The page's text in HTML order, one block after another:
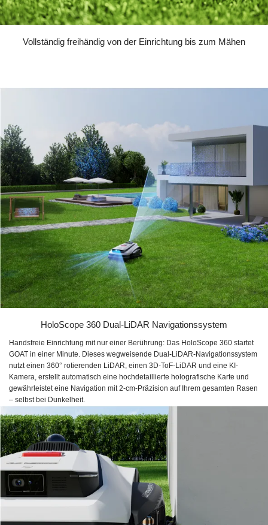
Vollständig freihändig von der Einrichtung bis zum Mähen
HoloScope 360 Dual-LiDAR Navigationssystem
Handsfreie Einrichtung mit nur einer Berührung: Das HoloScope 360 startet
GOAT in einer Minute. Dieses wegweisende Dual-LiDAR-Navigationssystem
nutzt einen 360° rotierenden LiDAR, einen 3D-ToF-LiDAR und eine KI-
Kamera, erstellt automatisch eine hochdetaillierte holografische Karte und
gewährleistet eine Navigation mit 2-cm-Präzision auf Ihrem gesamten Rasen
– selbst bei Dunkelheit.